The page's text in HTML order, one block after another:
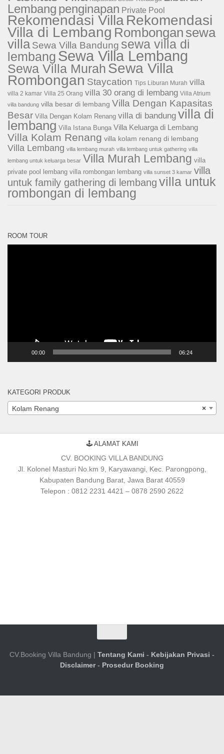
Lembang penginapan Private Pool
Rekomendasi VillaRekomendasi
Villa di Lembang Rombongan sewa
villa Sewa Villa Bandung sewa villa di
lembang Sewa Villa Lembang
Sewa Villa Murah Sewa Villa
Rombongan Staycation Tips Liburan Murah villa
villa 2 kamar Villa 25 Orang villa 30 orang di lembang Villa Atrium
villa bandung villa besar di lembang Villa Dengan Kapasitas
Besar Villa Dengan Kolam Renang villa di bandung villa di
lembang Villa Istana Bunga Villa Keluarga di Lembang
Villa Kolam Renang villa kolam renang di lembang
Villa Lembang villa lembang murah villa lembang untuk gathering villa
lembang untuk keluarga besar Villa Murah Lembang villa
private pool lembang villa rombongan lembang villa sunset 3 kamar villa
untuk family gathering di lembang villa untuk
rombongan di lembang
ROOM TOUR
00:00 06:24
KATEGORI PRODUK
×
Kolam Renang
🕹 ALAMAT KAMI
CV. BOOKING VILLA BANDUNG
Jl. Kolonel Masturi No.km 9, Karyawangi, Kec. Parongpong,
Kabupaten Bandung Barat, Jawa Barat 40559
Telepon : 0812 2231 4421 – 0878 2590 2622
CV.Booking Villa Bandung | Tentang Kami - Kebijakan Privasi -
Disclaimer- Prosedur Booking